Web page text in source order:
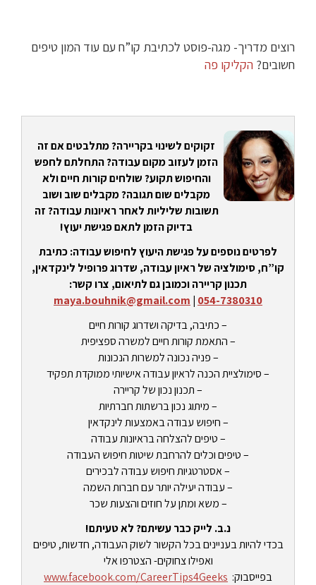
רוצים מדריך- מגה-פוסט לכתיבת קו”ח עם עוד המון טיפים
חשובים? הקליקו פה
זקוקים לשינוי בקריירה? מתלבטים אם זה
הזמן לעזוב מקום עבודה? התחלתם לחפש
והחיפוש תקוע? שולחים קורות חיים ולא
מקבלים שום תגובה? מקבלים שוב ושוב
תשובות שליליות לאחר ראיונות עבודה? זה
בדיוק הזמן לתאם פגישת יעוץ!
לפרטים נוספים על פגישת היעוץ לחיפוש עבודה: כתיבת
קו”ח, סימולציה של ראיון עבודה, שדרוג פרופיל לינקדאין,
תכנון קריירה וכמובן גם לתיאום, צרו קשר:
054-7380310
|
maya.bouhnik@gmail.com
– כתיבה, בדיקה ושדרוג קורות חיים
– התאמת קורות חיים למשרה ספציפית
– פניה נכונה למשרות הנכונות
– סימולציית הכנה לראיון עבודה אישיותי ממוקדת תפקיד
– תכנון נכון של קריירה
– מיתוג נכון ברשתות חברתיות
– חיפוש עבודה באמצעות לינקדאין
– טיפים להצלחה בראיונות עבודה
– טיפים וכלים להרחבת שיטות חיפוש העבודה
– אסטרטגיות חיפוש עבודה לבכירים
– עבודה יעילה יותר עם חברות השמה
– משא ומתן על חוזים והצעות שכר
נ.ב. לייק כבר עשיתם? לא טעיתם!
בכדי להיות בעניינים בכל הקשור לשוק העבודה, חדשות, טיפים
ואפילו צחוקים- הצטרפו אלי
בפייסבוק: www.facebook.com/CareerTips4Geeks